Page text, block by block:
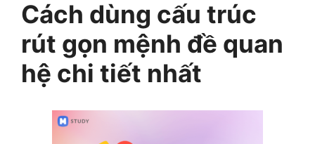
Cách dùng cấu trúc
rút gọn mệnh đề quan
hệ chi tiết nhất